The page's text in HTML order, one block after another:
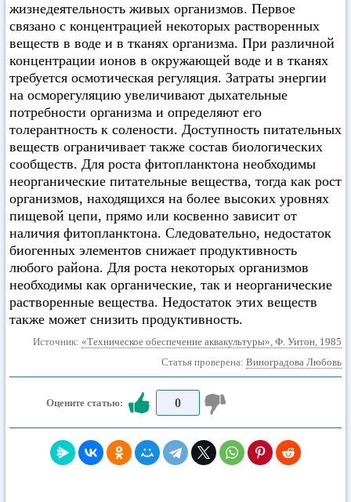
жизнедеятельность живых организмов. Первое
связано с концентрацией некоторых растворенных
веществ в воде и в тканях организма. При различной
концентрации ионов в окружающей воде и в тканях
требуется осмотическая регуляция. Затраты энергии
на осморегуляцию увеличивают дыхательные
потребности организма и определяют его
толерантность к солености. Доступность питательных
веществ ограничивает также состав биологических
сообществ. Для роста фитопланктона необходимы
неорганические питательные вещества, тогда как рост
организмов, находящихся на более высоких уровнях
пищевой цепи, прямо или косвенно зависит от
наличия фитопланктона. Следовательно, недостаток
биогенных элементов снижает продуктивность
любого района. Для роста некоторых организмов
необходимы как органические, так и неорганические
растворенные вещества. Недостаток этих веществ
также может снизить продуктивность.
Источник: «Техническое обеспечение аквакультуры», Ф. Уитон, 1985
Статья проверена: Виноградова Любовь
Оцените статью: 0